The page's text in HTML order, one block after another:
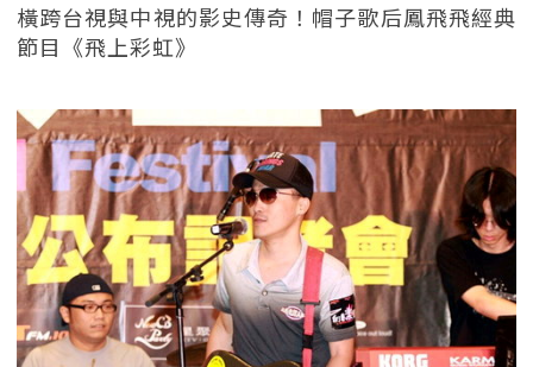
橫跨台視與中視的影史傳奇！帽子歌后鳳飛飛經典
節目《飛上彩虹》